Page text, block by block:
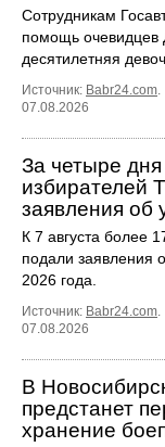
Сотрудникам
помощь очевидцев
десятилетняя
Источник: Babr24.com
07.08.2026
За четыре
избирателей
заявления об
К 7 августа более
подали заявления
2026 года.
Источник: Babr24.com
07.08.2026
В
предстанет
хранение